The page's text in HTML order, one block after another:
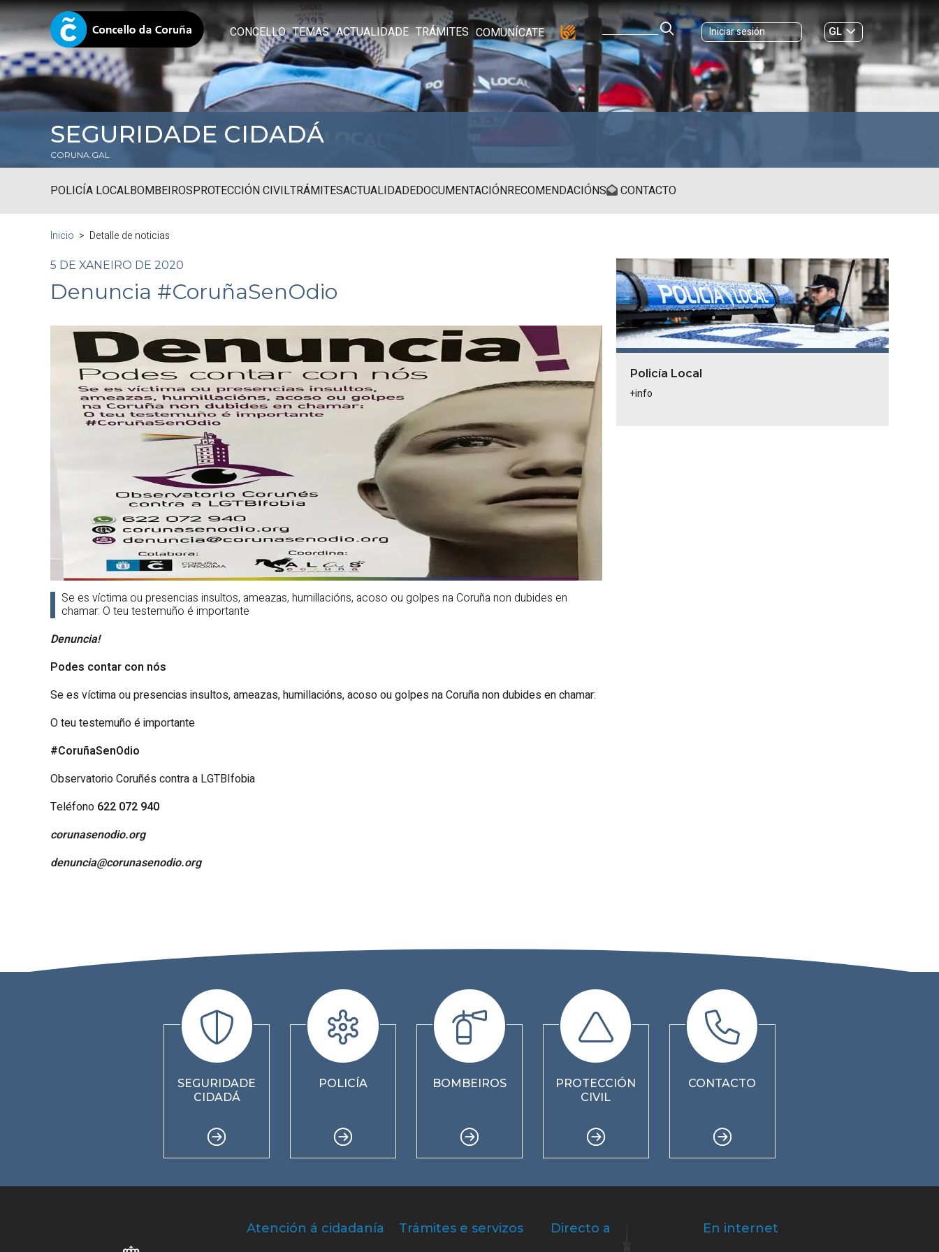
CONCELLO TEMAS ACTUALIDADE TRÁMITES COMUNÍCATE Iniciar sesión
GL
ES|
SEGURIDADE CIDADÁ
CORUNA.GAL
POLICÍA LOCALBOMBEIROSPROTECCIÓN CIVILTRÁMITESACTUALIDADEDOCUMENTACIÓNRECOMENDACIÓNS CONTACTO
Inicio Detalle de noticias
5 DE XANEIRO DE 2020
Denuncia #CoruñaSenOdio
Se es víctima ou presencias insultos, ameazas, humillacións, acoso ou golpes na Coruña non dubides en
chamar: O teu testemuño é importante
Denuncia!
Podes contar con nós
Se es víctima ou presencias insultos, ameazas, humillacións, acoso ou golpes na Coruña non dubides en chamar:
O teu testemuño é importante
#CoruñaSenOdio
Observatorio Coruñés contra a LGTBIfobia
Teléfono 622 072 940
corunasenodio.org
denuncia@corunasenodio.org
Policía Local
+info
SEGURIDADE
CIDADÁ
POLICÍA BOMBEIROS
PROTECCIÓN
CIVIL
CONTACTO
Atención á cidadanía Trámites e servizos Directo a En internet